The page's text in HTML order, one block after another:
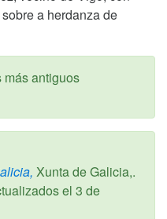
a herdanza de
más antiguos
Xunta de Galicia,.
el 3 de